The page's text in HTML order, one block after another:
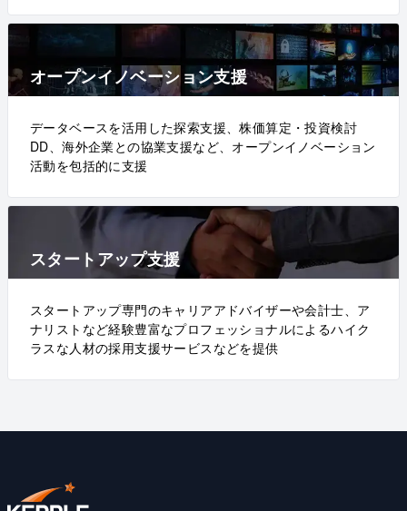
オープンイノベーション支援
データベースを活用した探索支援、株価算定・投資検討
DD、海外企業との協業支援など、オープンイノベーション
活動を包括的に支援
スタートアップ支援
スタートアップ専門のキャリアアドバイザーや会計士、ア
ナリストなど経験豊富なプロフェッショナルによるハイク
ラスな人材の採用支援サービスなどを提供